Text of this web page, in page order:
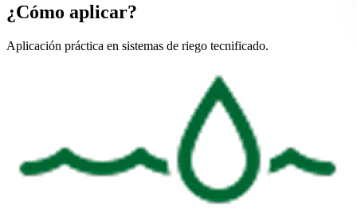
¿Cómo aplicar?
Aplicación práctica en sistemas de riego tecnificado.